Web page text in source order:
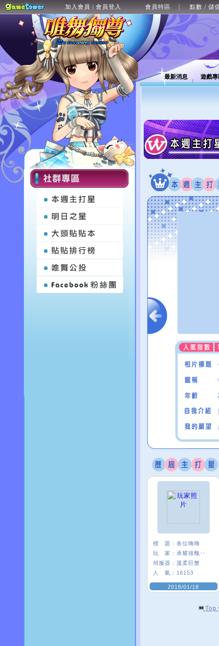
加入會員 | 會員登入 會員特區 點數 / 儲
最新消息 遊戲
標 題： 各位嗨嗨
玩 家： 承耀很醜‥
伺服器： 溫柔巨蟹
人 氣： 16153
2018/01/18
Top